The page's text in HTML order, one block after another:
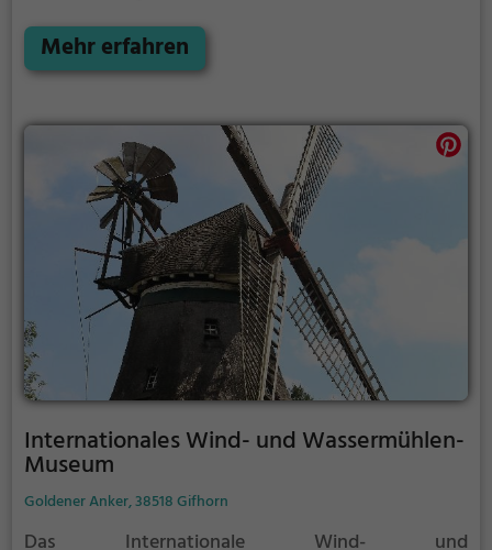
Mittellandkanal zwischen der Wolfsburger
Innenstadt und dem Volkswagenwerk. Die Gebäude
zeitgenössische Architektur und
Landschaftsarchitektur. Flächenmäßig gehört die
Autostadt zu den größeren deutschen Freizeitparks.
Der Zutritt ist kostenpflichtig, ab 18 Uhr, wenn die
Pavillons schließen, ist der Eintritt kostenlos
(außerhalb der Eventzeiten).
Mehr erfahren
Internationales Wind- und Wassermühlen-
Museum
Goldener Anker, 38518 Gifhorn
Das Internationale Wind- und